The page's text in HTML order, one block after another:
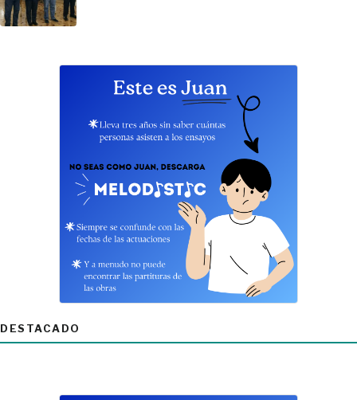
DESTACADO